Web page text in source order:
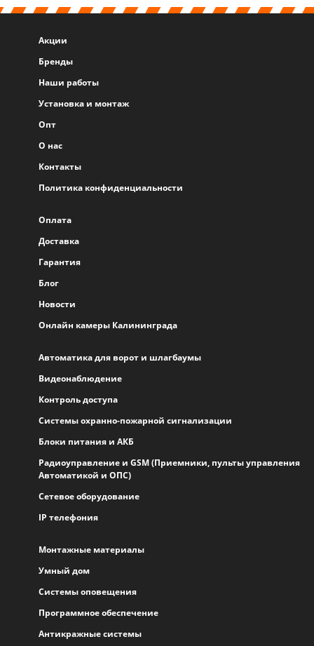
Акции
Бренды
Наши работы
Установка и монтаж
Опт
О нас
Контакты
Политика конфиденциальности
Оплата
Доставка
Гарантия
Блог
Новости
Онлайн камеры Калининграда
Автоматика для ворот и шлагбаумы
Видеонаблюдение
Контроль доступа
Системы охранно-пожарной сигнализации
Блоки питания и АКБ
Радиоуправление и GSM (Приемники, пульты управления
Автоматикой и ОПС)
Сетевое оборудование
IP телефония
Монтажные материалы
Умный дом
Системы оповещения
Программное обеспечение
Антикражные системы